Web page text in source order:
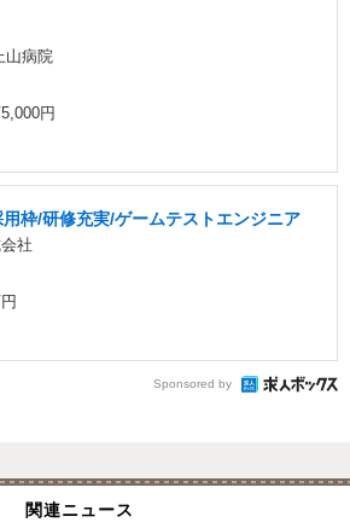
山病院
円
枠/研修充実/ゲームテストエンジニア
社
Sponsored by
関連ニュース